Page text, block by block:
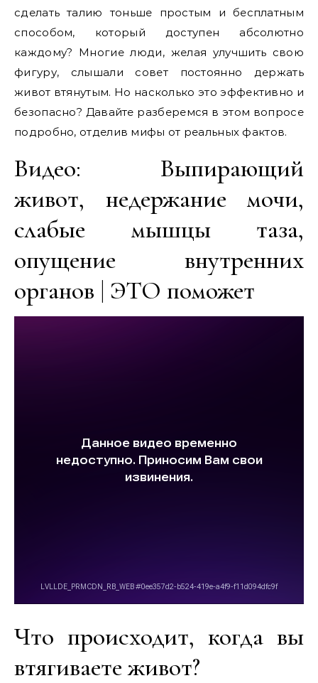
сделать талию тоньше простым и бесплатным
способом, который доступен абсолютно
каждому? Многие люди, желая улучшить свою
фигуру, слышали совет постоянно держать
живот втянутым. Но насколько это эффективно и
безопасно? Давайте разберемся в этом вопросе
подробно, отделив мифы от реальных фактов.
Видео: Выпирающий
живот, недержание мочи,
слабые мышцы таза,
опущение внутренних
органов | ЭТО поможет
Что происходит, когда вы
втягиваете живот?